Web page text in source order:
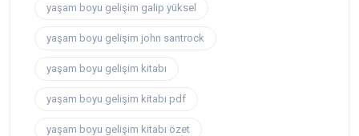
yaşam boyu gelişim galip yüksel
yaşam boyu gelişim john santrock
yaşam boyu gelişim kitabı
yaşam boyu gelişim kitabı pdf
yaşam boyu gelişim kitabı özet